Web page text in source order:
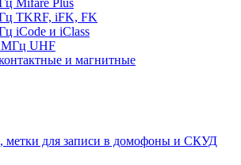
TKRF, iFK, FK
iCode и iClass
МГц UHF
и магнитные
метки для записи в домофоны и СКУД